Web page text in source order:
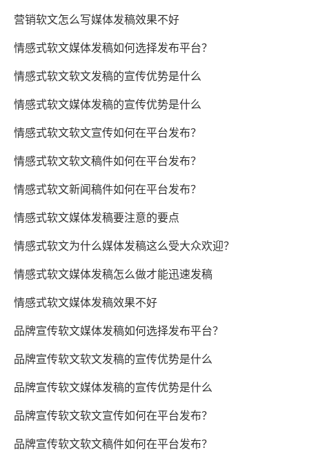
营销软文怎么写媒体发稿效果不好
情感式软文媒体发稿如何选择发布平台？
情感式软文软文发稿的宣传优势是什么
情感式软文媒体发稿的宣传优势是什么
情感式软文软文宣传如何在平台发布？
情感式软文软文稿件如何在平台发布？
情感式软文新闻稿件如何在平台发布？
情感式软文媒体发稿要注意的要点
情感式软文为什么媒体发稿这么受大众欢迎？
情感式软文媒体发稿怎么做才能迅速发稿
情感式软文媒体发稿效果不好
品牌宣传软文媒体发稿如何选择发布平台？
品牌宣传软文软文发稿的宣传优势是什么
品牌宣传软文媒体发稿的宣传优势是什么
品牌宣传软文软文宣传如何在平台发布？
品牌宣传软文软文稿件如何在平台发布？